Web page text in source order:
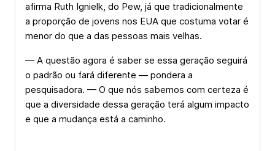
afirma Ruth Ignielk, do Pew, já que tradicionalmente
a proporção de jovens nos EUA que costuma votar é
menor do que a das pessoas mais velhas.
— A questão agora é saber se essa geração seguirá
o padrão ou fará diferente — pondera a
pesquisadora. — O que nós sabemos com certeza é
que a diversidade dessa geração terá algum impacto
e que a mudança está a caminho.